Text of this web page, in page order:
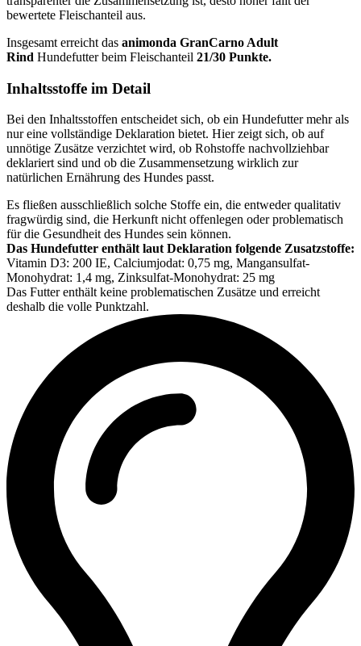
bewertete Fleischanteil aus.
Insgesamt erreicht das animonda GranCarno Adult
Rind Hundefutter beim Fleischanteil 21/30 Punkte.
Inhaltsstoffe im Detail
Bei den Inhaltsstoffen entscheidet sich, ob ein Hundefutter mehr als
nur eine vollständige Deklaration bietet. Hier zeigt sich, ob auf
unnötige Zusätze verzichtet wird, ob Rohstoffe nachvollziehbar
deklariert sind und ob die Zusammensetzung wirklich zur
natürlichen Ernährung des Hundes passt.
Es fließen ausschließlich solche Stoffe ein, die entweder qualitativ
fragwürdig sind, die Herkunft nicht offenlegen oder problematisch
für die Gesundheit des Hundes sein können.
Das Hundefutter enthält laut Deklaration folgende Zusatzstoffe:
Vitamin D3: 200 IE, Calciumjodat: 0,75 mg, Mangansulfat-
Monohydrat: 1,4 mg, Zinksulfat-Monohydrat: 25 mg
Das Futter enthält keine problematischen Zusätze und erreicht
deshalb die volle Punktzahl.